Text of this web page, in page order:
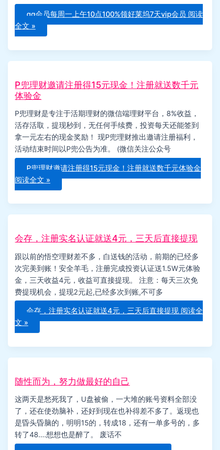
qq会员每周一上午10点100%领好莱坞7天vip会员 阅读
全文 »
P兜理财邀请注册得15元现金！注册就送数千元
体验金
P兜理财是专注于活期理财的微信端理财平台，8%收益，
活存活取，提现秒到，无任何手续费，投资每天还能签到
拿一元左右的现金奖励！ 现P兜理财推出邀请注册福利，
活动结束时间以P兜公告为准。 (微信关注公众号
P兜理财邀请注册得15元现金！注册就送数千元体验金
阅读全文 »
会存，注册实名认证就送4元，三天后直接提现
跟以前的悟空理财差不多，白送钱的活动，前期的已经多
次完美到账！安全羊毛，注册完成投资认证送1.5W元体验
金，三天收益4元，收益可直接提现。 注意：每天三次免
费提现机会，提现2元起,已经多次到账,不可多
会存，注册实名认证就送4元，三天后直接提现 阅读全
文 »
随性而为，努力做最好的自己
这两天是愁死我了，U盘被偷，一大堆的账号资料全部没
了，还在使劲脑补，还好到现在也补得差不多了。返现也
是昏头昏脑的，明明15的，转成18，还有一单多号的，多
转了48….想想也是醉了。 废话不